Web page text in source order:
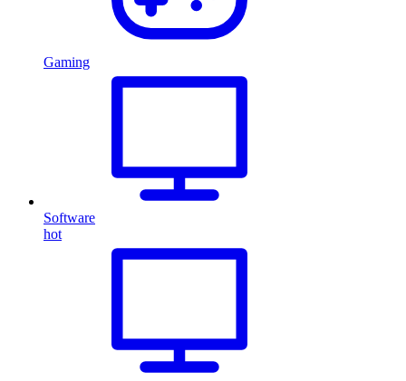
Gaming
Software
hot